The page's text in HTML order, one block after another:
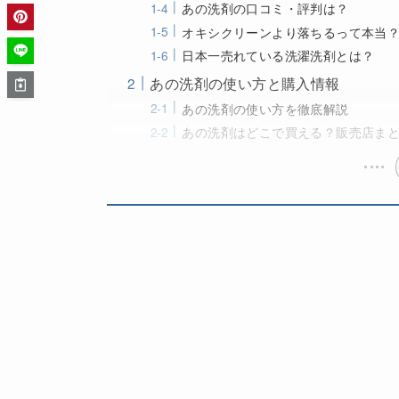
あの洗剤の口コミ・評判は？
オキシクリーンより落ちるって本当？
日本一売れている洗濯洗剤とは？
あの洗剤の使い方と購入情報
あの洗剤の使い方を徹底解説
あの洗剤はどこで買える？販売店ま